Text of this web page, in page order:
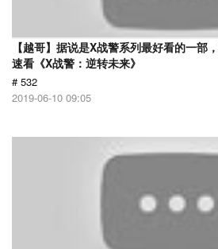
【越哥】据说是X战警系列最好看的一部
速看《X战警：逆转未来》
# 532
2019-06-10 09:05